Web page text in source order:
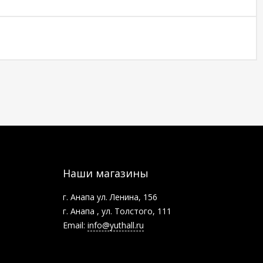
Наши магазины
г. Анапа ул. Ленина, 156
г. Анапа , ул. Толстого, 111
Email: info@yuthall.ru